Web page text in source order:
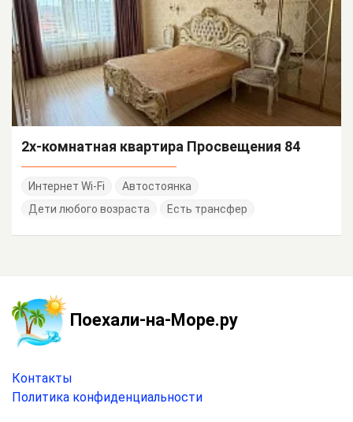
2х-комнатная квартира Просвещения 84
Интернет Wi-Fi
Автостоянка
Дети любого возраста
Есть трансфер
Поехали-на-Море.ру
Контакты
Политика конфиденциальности